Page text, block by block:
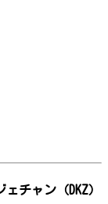
チャン（DKZ）